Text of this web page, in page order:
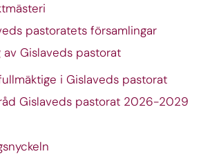
pastoratets församlingar
av Gislaveds pastorat
i Gislaveds pastorat
Gislaveds pastorat 2026-2029